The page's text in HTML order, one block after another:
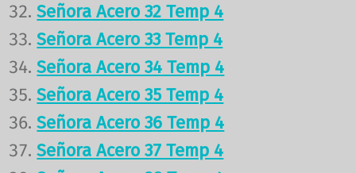
Señora Acero 32 Temp 4
Señora Acero 33 Temp 4
Señora Acero 34 Temp 4
Señora Acero 35 Temp 4
Señora Acero 36 Temp 4
Señora Acero 37 Temp 4